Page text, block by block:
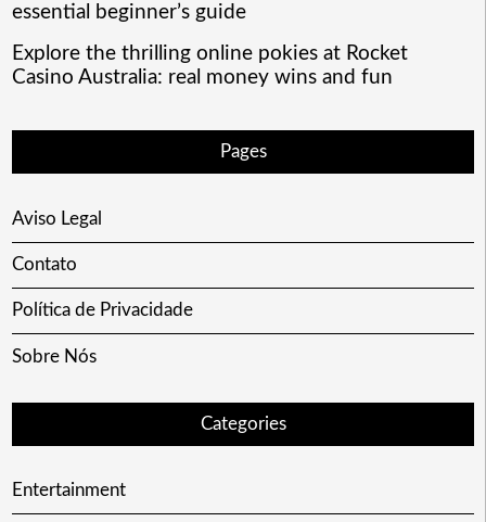
essential beginner’s guide
Explore the thrilling online pokies at Rocket
Casino Australia: real money wins and fun
Pages
Aviso Legal
Contato
Política de Privacidade
Sobre Nós
Categories
Entertainment